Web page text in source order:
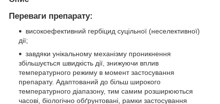
Переваги препарату:
високоефективний гербіцид суцільної (неселективної)
дії;
завдяки унікальному механізму проникнення
збільшується швидкість дії, знижуючи вплив
температурного режиму в момент застосування
препарату. Адаптований до більш широкого
температурного діапазону, тим самим розширюються
часові, біологічно обґрунтовані, рамки застосування